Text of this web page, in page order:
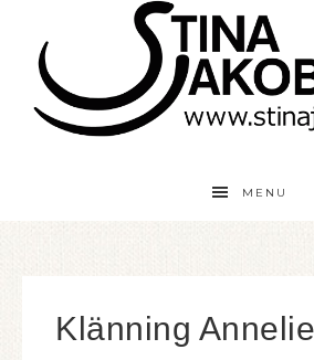
MENU
Klänning Annelie